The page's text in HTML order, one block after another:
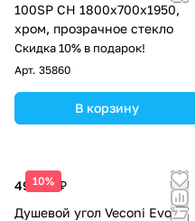
100SP CH 1800х700x1950,
хром, прозрачное стекло
Скидка 10% в подарок!
Арт. 35860
В корзину
10%
49 233 ₽
Душевой угол Veconi Evo